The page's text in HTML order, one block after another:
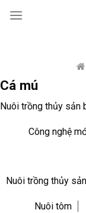
Cá mú
Nuôi trồng thủy sản
Công nghệ
Nuôi trồng thủy sản
Nuôi tôm